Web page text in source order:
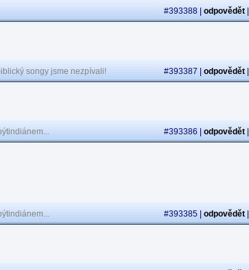
#393388 | odpovědět
songy jsme nezpívali! #393387 | odpovědět
#393386 | odpovědět
#393385 | odpovědět